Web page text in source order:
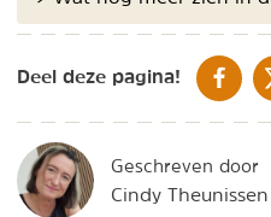
Deel deze pagina! DELEN
Geschreven door
Cindy Theunissen